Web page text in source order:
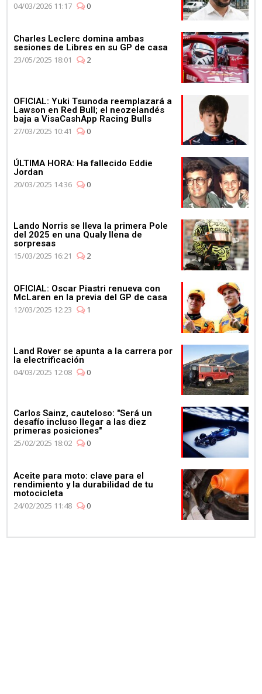
04/03/2026 11:17
0
Charles Leclerc domina ambas
sesiones de Libres en su GP de casa
23/05/2025 18:01
2
OFICIAL: Yuki Tsunoda reemplazará a
Lawson en Red Bull; el neozelandés
baja a VisaCashApp Racing Bulls
27/03/2025 10:41
0
ÚLTIMA HORA: Ha fallecido Eddie
Jordan
20/03/2025 14:36
0
Lando Norris se lleva la primera Pole
del 2025 en una Qualy llena de
sorpresas
15/03/2025 16:21
2
OFICIAL: Oscar Piastri renueva con
McLaren en la previa del GP de casa
12/03/2025 12:23
1
Land Rover se apunta a la carrera por
la electrificación
04/03/2025 12:08
0
Carlos Sainz, cauteloso: "Será un
desafío incluso llegar a las diez
primeras posiciones"
25/02/2025 18:02
0
Aceite para moto: clave para el
rendimiento y la durabilidad de tu
motocicleta
24/02/2025 11:48
0